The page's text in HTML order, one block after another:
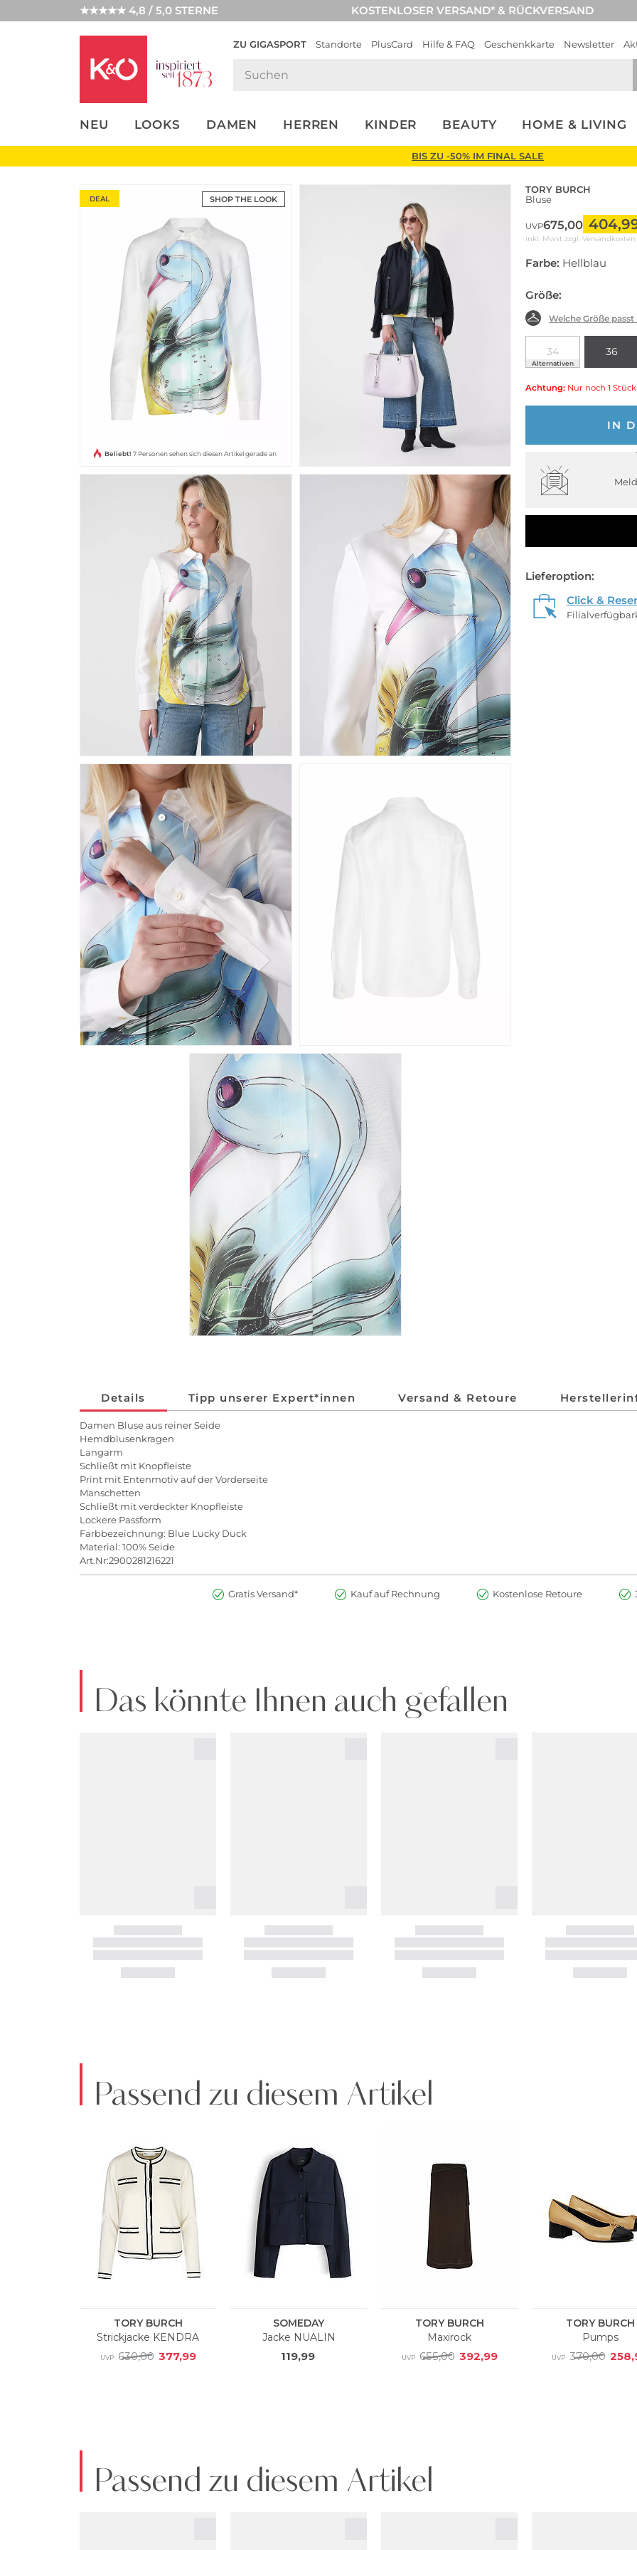
★★★★★ 4,8 / 5,0 STERNE KOSTENLOSER VERSAND* & RÜCKVERSAND
ZU GIGASPORT Standorte PlusCard Hilfe & FAQ Geschenkkarte Newsletter
NEU LOOKS DAMEN HERREN KINDER BEAUTY HOME & LIVING
UNSERE APP
CLICK &
BIS ZU -50% IM FINAL SALE
SHOP THE LOOK
DEAL
Beliebt! 7 Personen sehen sich diesen Artikel gerade an
TORY BURCH
Bluse
UVP675,00
inkl. Mwst zzgl. Versandkosten
Farbe: Hellblau
Größe:
Welche Größe passt
34
Alternativen
36
Achtung: Nur noch 1
IN
Lieferoption:
Click &
Details Tipp unserer Expert*innen Versand & Retoure
Damen Bluse aus reiner Seide
Hemdblusenkragen
Langarm
Schließt mit Knopfleiste
Print mit Entenmotiv auf der Vorderseite
Manschetten
Schließt mit verdeckter Knopfleiste
Lockere Passform
Farbbezeichnung: Blue Lucky Duck
Material: 100% Seide
Art.Nr:2900281216221
Gratis Versand* Kauf auf Rechnung Kostenlose Retoure
Das könnte Ihnen auch gefallen
Passend zu diesem Artikel
Passend zu diesem Artikel